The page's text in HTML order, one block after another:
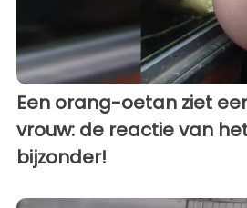
Een orang-oetan ziet
vrouw: de reactie van
bijzonder!